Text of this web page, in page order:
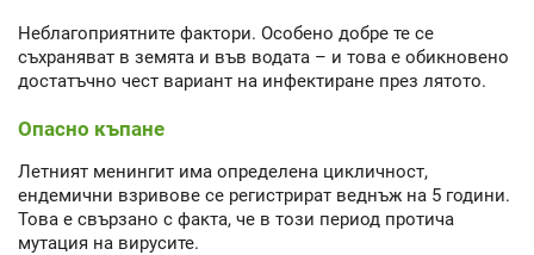
Неблагоприятните фактори. Особено добре те се
съхраняват в земята и във водата – и това е обикновено
достатъчно чест вариант на инфектиране през лятото.
Опасно къпане
Летният менингит има определена цикличност,
ендемични взривове се регистрират веднъж на 5 години.
Това е свързано с факта, че в този период протича
мутация на вирусите.